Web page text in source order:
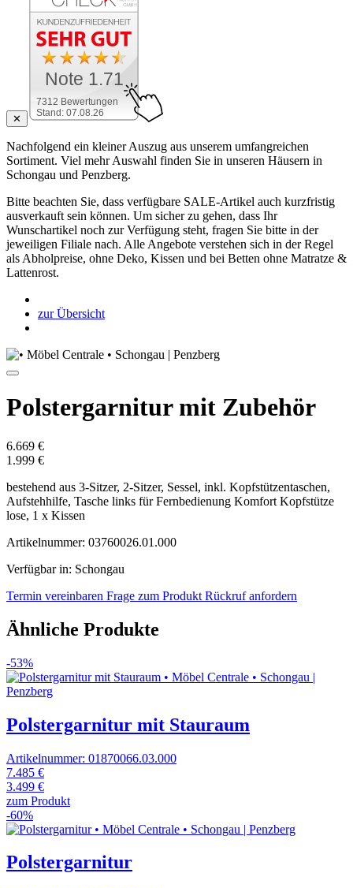
✕
7312 Bewertungen
Stand: 07.08.26
Note 1.71
Nachfolgend ein kleiner Auszug aus unserem umfangreichen
Sortiment. Viel mehr Auswahl finden Sie in unseren Häusern in
Schongau und Penzberg.
Bitte beachten Sie, dass verfügbare SALE-Artikel auch kurzfristig
ausverkauft sein können. Um sicher zu gehen, dass Ihr
Wunschartikel noch zur Verfügung steht, fragen Sie bitte in der
jeweiligen Filiale nach. Alle Angebote verstehen sich in der Regel
als Abholpreise, ohne Deko, Kissen und bei Betten ohne Matratze &
Lattenrost.
zur Übersicht
Polstergarnitur mit Zubehör
6.669 €
1.999 €
bestehend aus 3-Sitzer, 2-Sitzer, Sessel, inkl. Kopfstützentaschen,
Aufstehhilfe, Tasche links für Fernbedienung Komfort Kopfstütze
lose, 1 x Kissen
Artikelnummer: 03760026.01.000
Verfügbar in: Schongau
Termin vereinbaren Frage zum Produkt Rückruf anfordern
Ähnliche Produkte
-53%
Polstergarnitur mit Stauraum
Artikelnummer: 01870066.03.000
7.485 €
3.499 €
zum Produkt
-60%
Polstergarnitur